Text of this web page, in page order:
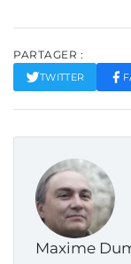
PARTAGER :
TWITTER
Maxime